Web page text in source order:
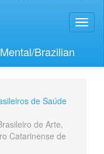
Brazilian
de Saúde
de Arte,
Catarinense de